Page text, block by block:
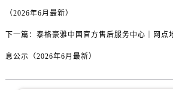
（2026年6月最新）
下一篇： 泰格豪雅中国官方售后服务中心｜网点
息公示（2026年6月最新）